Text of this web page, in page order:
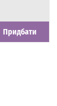
Наявність
Є в наявності
Придбати